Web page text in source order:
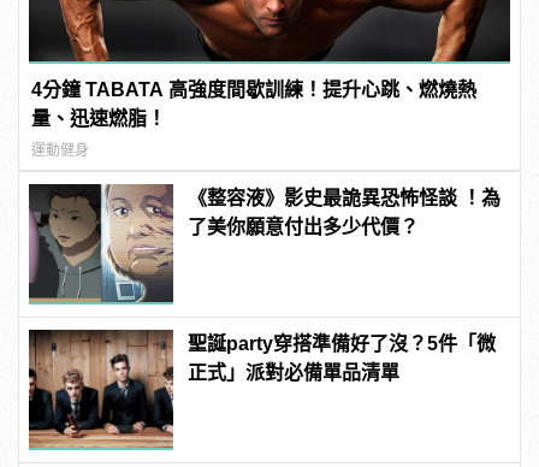
4分鐘 TABATA 高強度間歇訓練！提升心跳、燃燒熱
量、迅速燃脂！
運動健身
《整容液》影史最詭異恐怖怪談 ！為
了美你願意付出多少代價？
聖誕party穿搭準備好了沒？5件「微
正式」派對必備單品清單